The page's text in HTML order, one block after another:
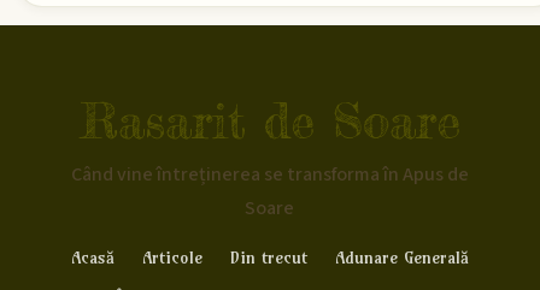
Rasarit de Soare
Când vine întreținerea se transforma în Apus de
Soare
Acasă Articole Din trecut
Adunare Generală